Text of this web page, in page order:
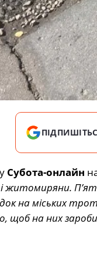
Субота-онлайн
житомиряни.
на міських
щоб на них